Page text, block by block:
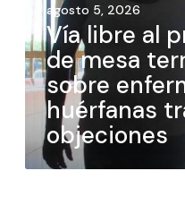
agosto 5, 2026
Vía libre al
de mesa
sobre
huérfanas
objeciones